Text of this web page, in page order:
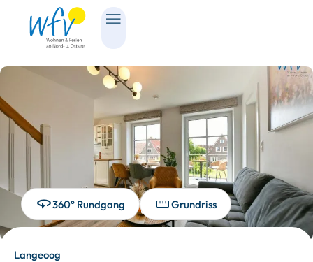
360° Rundgang Grundriss
Langeoog